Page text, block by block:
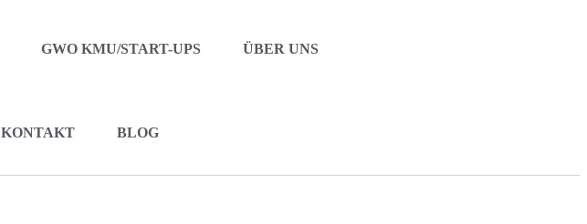
GWO KMU/START-UPS ÜBER UNS
KONTAKT BLOG